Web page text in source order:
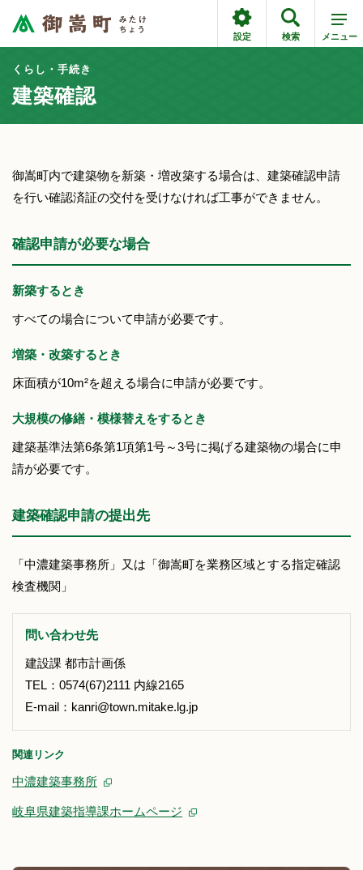
設定 検索 メニュー
くらし・手続き
建築確認
御嵩町内で建築物を新築・増改築する場合は、建築確認申請
を行い確認済証の交付を受けなければ工事ができません。
確認申請が必要な場合
新築するとき
すべての場合について申請が必要です。
増築・改築するとき
床面積が10m²を超える場合に申請が必要です。
大規模の修繕・模様替えをするとき
建築基準法第6条第1項第1号～3号に掲げる建築物の場合に申
請が必要です。
建築確認申請の提出先
「中濃建築事務所」又は「御嵩町を業務区域とする指定確認
検査機関」
問い合わせ先
建設課 都市計画係
TEL：0574(67)2111 内線2165
E-mail：kanri@town.mitake.lg.jp
関連リンク
中濃建築事務所
岐阜県建築指導課ホームページ